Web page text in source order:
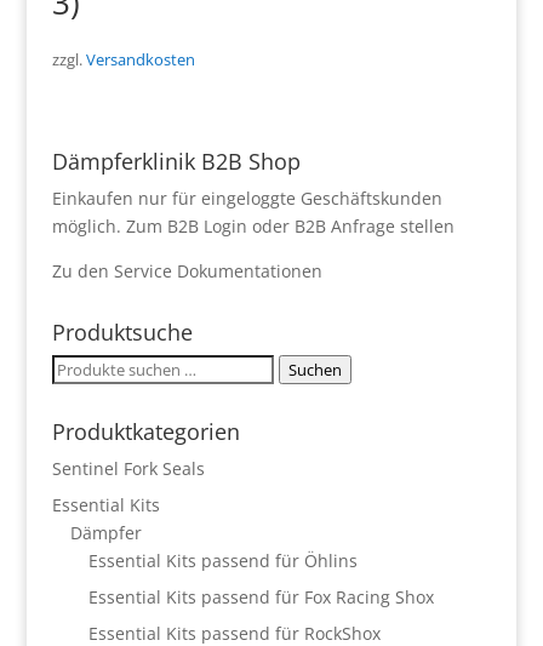
zzgl.Versandkosten
Dämpferklinik B2B Shop
Einkaufen nur für eingeloggte Geschäftskunden
möglich. Zum B2B Login oder B2B Anfrage stellen
Zu den Service Dokumentationen
Produktsuche
Suchen
Suchen
Produktkategorien
Sentinel Fork Seals
Essential Kits
Dämpfer
Essential Kits passend für Öhlins
Essential Kits passend für Fox Racing Shox
Essential Kits passend für RockShox